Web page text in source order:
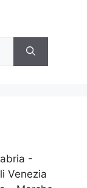
-
Venezia